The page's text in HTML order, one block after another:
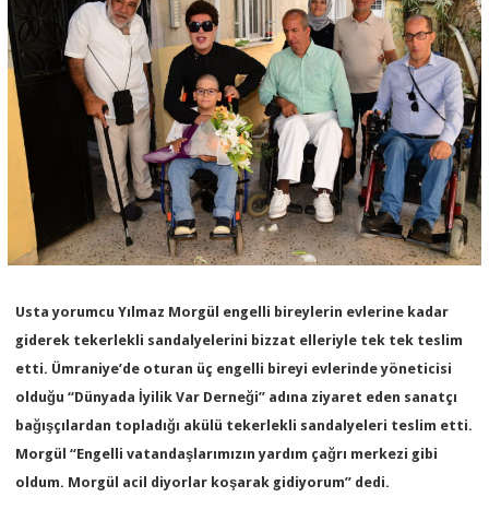
Usta yorumcu Yılmaz Morgül engelli bireylerin evlerine kadar
giderek tekerlekli sandalyelerini bizzat elleriyle tek tek teslim
etti. Ümraniye’de oturan üç engelli bireyi evlerinde yöneticisi
olduğu “Dünyada İyilik Var Derneği” adına ziyaret eden sanatçı
bağışçılardan topladığı akülü tekerlekli sandalyeleri teslim etti.
Morgül “Engelli vatandaşlarımızın yardım çağrı merkezi gibi
oldum. Morgül acil diyorlar koşarak gidiyorum” dedi.